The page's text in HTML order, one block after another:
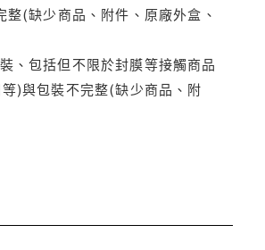
(缺少商品、附件、原廠外盒、
、包括但不限於封膜等接觸商品
)與包裝不完整(缺少商品、附